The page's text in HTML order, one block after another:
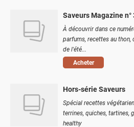
Saveurs Magazine n°
À découvrir dans ce
parfums, recettes au
de l'été...
Acheter
Hors-série Saveurs
Spécial recettes
terrines, quiches, tartines,
healthy